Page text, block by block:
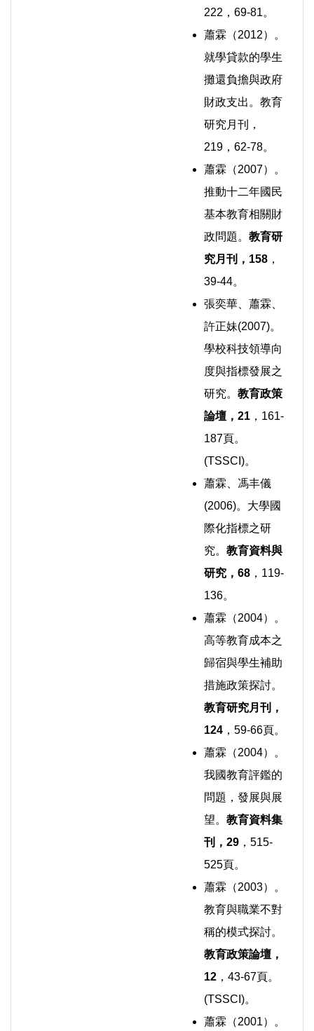
222，69-81。
蕭霖（2012）。
就學貸款的學生
攤還負擔與政府
財政支出。教育
研究月刊，
219，62-78。
蕭霖（2007）。
推動十二年國民
基本教育相關財
政問題。 教育研
究月刊， 158 ，
39-44。
張奕華、蕭霖、
許正妹(2007)。
學校科技領導向
度與指標發展之
研究。 教育政策
論壇， 21 ，161-
187頁。
(TSSCI)。
蕭霖、馮丰儀
(2006)。大學國
際化指標之研
究。 教育資料與
研究， 68 ，119-
136。
蕭霖（2004）。
高等教育成本之
歸宿與學生補助
措施政策探討。
教育研究月刊，
124 ，59-66頁。
蕭霖（2004）。
我國教育評鑑的
問題，發展與展
望。 教育資料集
刊， 29 ，515-
525頁。
蕭霖（2003）。
教育與職業不對
稱的模式探討。
教育政策論壇，
12 ，43-67頁。
(TSSCI)。
蕭霖（2001）。